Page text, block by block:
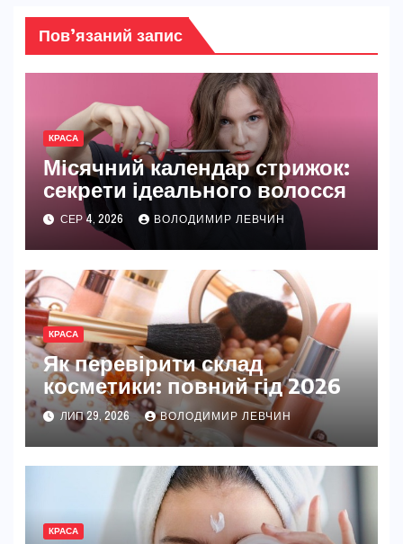
Пов’язаний запис
КРАСА
Місячний календар стрижок:
секрети ідеального волосся
СЕР 4, 2026 ВОЛОДИМИР ЛЕВЧИН
КРАСА
Як перевірити склад
косметики: повний гід 2026
ЛИП 29, 2026 ВОЛОДИМИР ЛЕВЧИН
КРАСА